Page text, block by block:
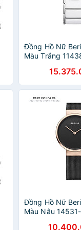
Đồng Hồ Nữ
Màu Trắng
Đồng Hồ Nữ
Màu Nâu